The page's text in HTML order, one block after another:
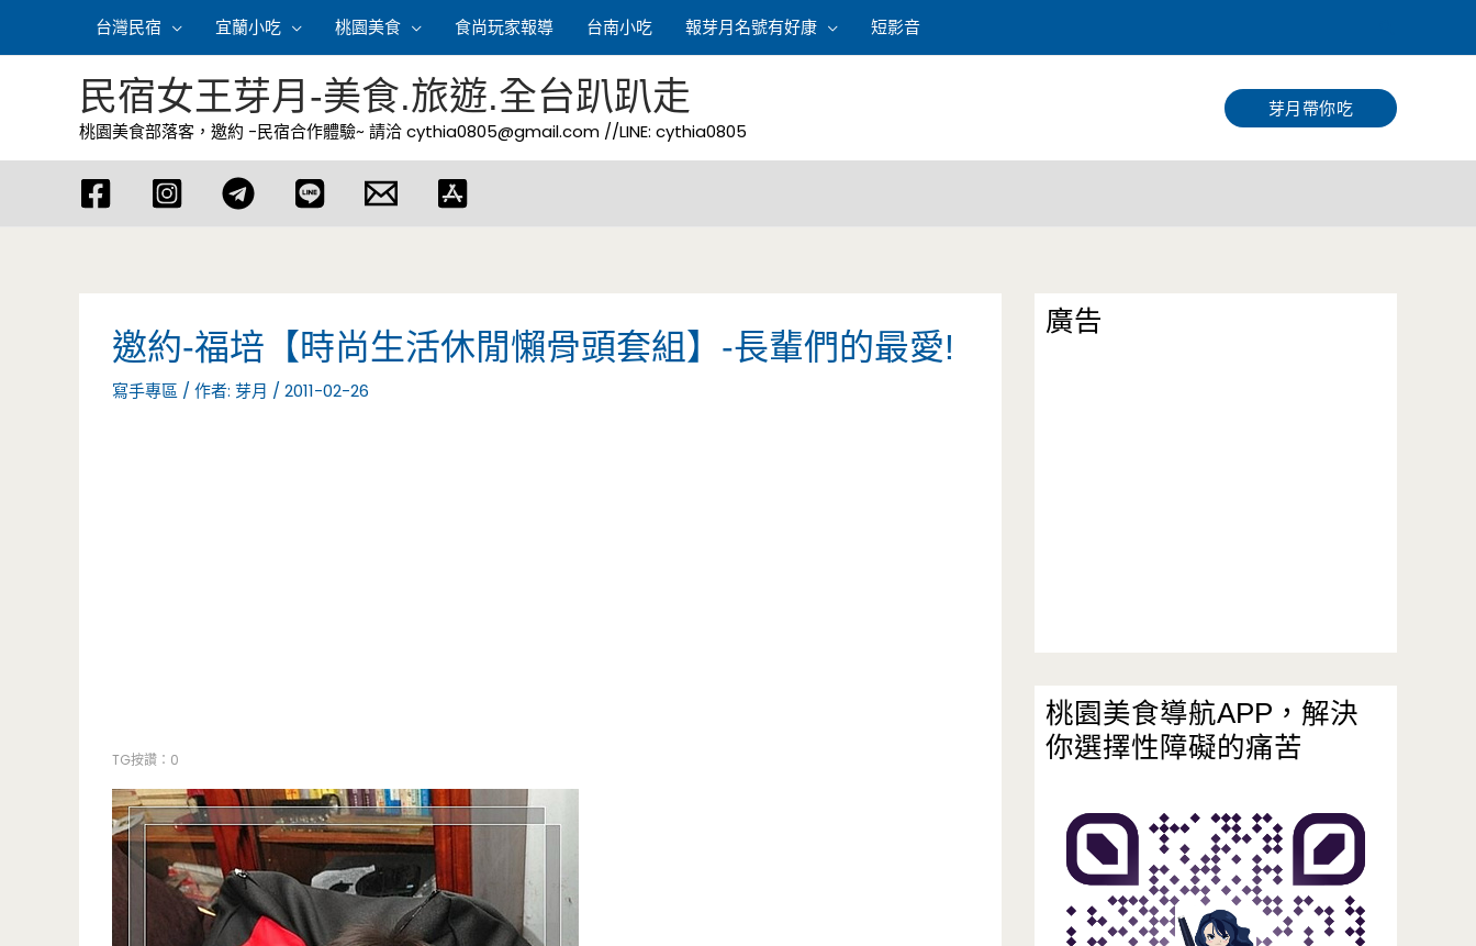
容
台灣民宿 宜蘭小吃 桃園美食 食尚玩家報導 台南小吃 報芽月名號有好康 短影音
尋
民宿女王芽月-美食.旅遊.全台趴趴走
桃園美食部落客，邀約 -民宿合作體驗~ 請洽cythia0805@gmail.com //LINE: cythia0805
芽月帶你吃
邀約-福培【時尚生活休閒懶骨頭套組】-長輩們的最愛!
寫手專區 / 作者: 芽月 / 2011-02-26
TG按讚：0
廣告
桃園美食導航APP，解決
你選擇性障礙的痛苦